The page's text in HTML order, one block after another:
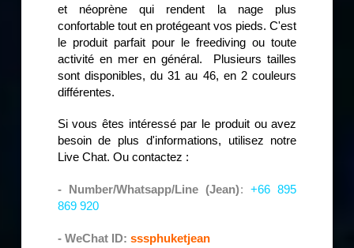
et néoprène qui rendent la nage plus
confortable tout en protégeant vos pieds. C'est
le produit parfait pour le freediving ou toute
activité en mer en général. Plusieurs tailles
sont disponibles, du 31 au 46, en 2 couleurs
différentes.
Si vous êtes intéressé par le produit ou avez
besoin de plus d'informations, utilisez notre
Live Chat. Ou contactez :
- Number/Whatsapp/Line (Jean): +66 895
869 920
- WeChat ID: sssphuketjean